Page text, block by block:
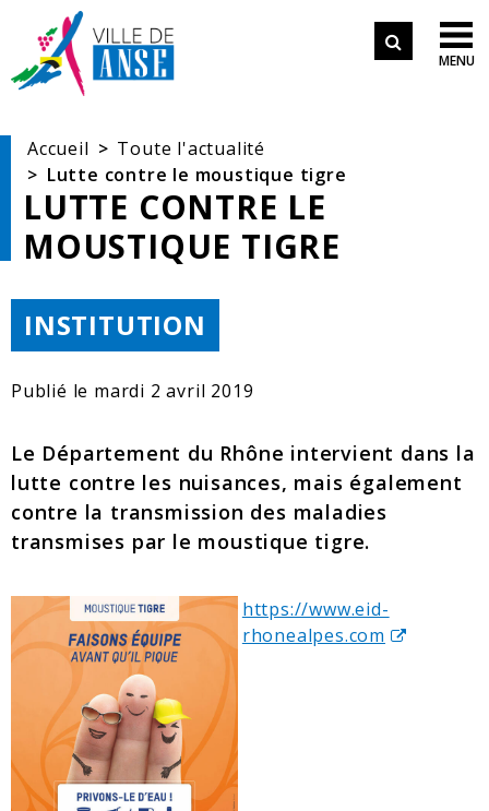
Aller au menu
Aller à la recherche

Formulaire
de
MENU
Accueil
Toute l'actualité
Lutte contre le moustique tigre
LUTTE CONTRE LE
MOUSTIQUE TIGRE
THÉMATIQUE :
INSTITUTION
Publié le mardi 2 avril 2019
Le Département du Rhône intervient dans la
lutte contre les nuisances, mais également
contre la transmission des maladies
transmises par le moustique tigre.
https://www.eid-
rhonealpes.com